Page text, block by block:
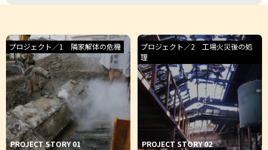
プロジェクト／1 隣家解体の危機
PROJECT STORY 01
プロジェクト／2 工場火災後の処
理
PROJECT STORY 02